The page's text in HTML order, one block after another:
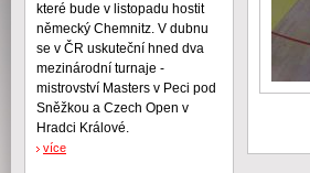
které bude v listopadu hostit
německý Chemnitz. V dubnu
se v ČR uskuteční hned dva
mezinárodní turnaje -
mistrovství Masters v Peci pod
Sněžkou a Czech Open v
Hradci Králové.
více